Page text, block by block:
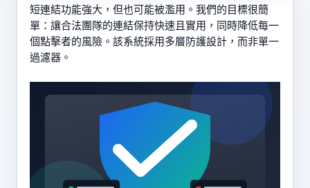
短連結功能強大，但也可能被濫用。我們的目標很簡
單：讓合法團隊的連結保持快速且實用，同時降低每一
個點擊者的風險。該系統採用多層防護設計，而非單一
過濾器。